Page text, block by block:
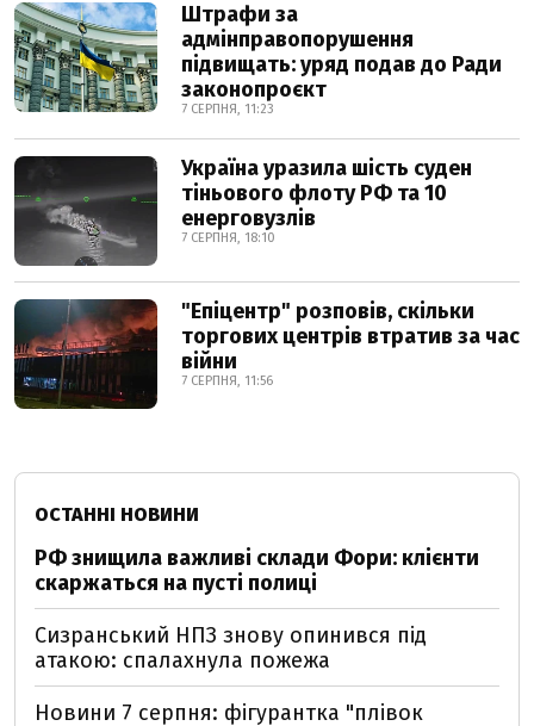
Штрафи за
адмінправопорушення
підвищать: уряд подав до Ради
законопроєкт
7 СЕРПНЯ, 11:23
Україна уразила шість суден
тіньового флоту РФ та 10
енерговузлів
7 СЕРПНЯ, 18:10
"Епіцентр" розповів, скільки
торгових центрів втратив за час
війни
7 СЕРПНЯ, 11:56
ОСТАННІ НОВИНИ
РФ знищила важливі склади Фори: клієнти
скаржаться на пусті полиці
Сизранський НПЗ знову опинився під
атакою: спалахнула пожежа
Новини 7 серпня: фігурантка "плівок